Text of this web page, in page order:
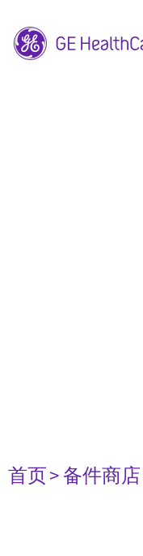
首页> 备件商店